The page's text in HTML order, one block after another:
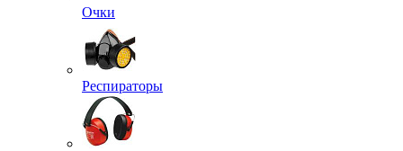
Очки
Респираторы